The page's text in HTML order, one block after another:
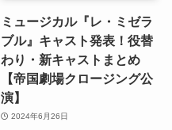
ミュージカル『レ・ミゼラ
ブル』キャスト発表！役替
わり・新キャストまとめ
【帝国劇場クロージング公
演】
2024年6月26日